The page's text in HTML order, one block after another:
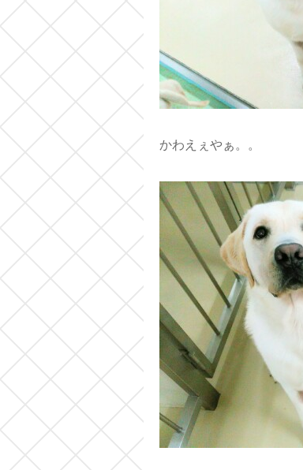
かわえぇやぁ。。